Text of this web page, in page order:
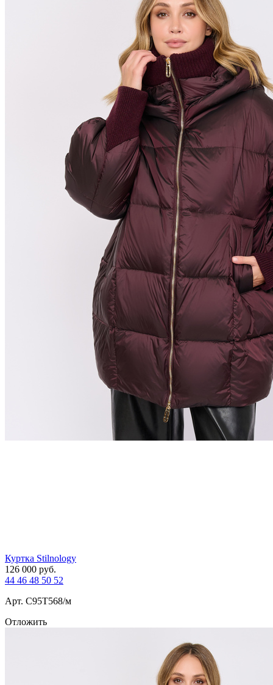
Куртка Stilnology
126 000 руб.
44 46 48 50 52
Арт. С95T568/м
Отложить